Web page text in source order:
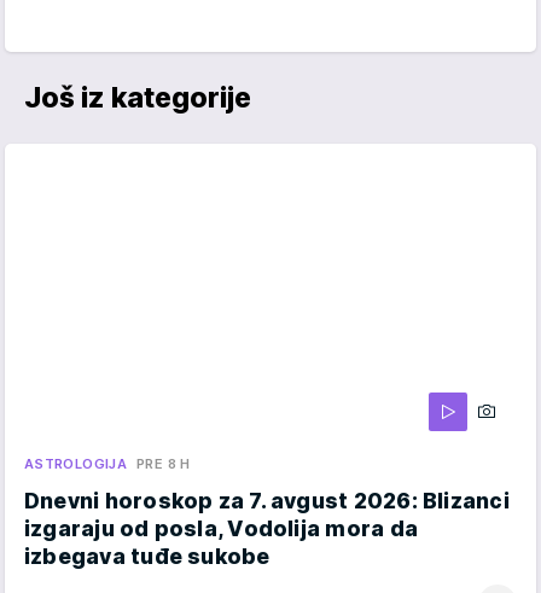
Još iz kategorije
ASTROLOGIJA PRE 8 H
Dnevni horoskop za 7. avgust 2026: Blizanci
izgaraju od posla, Vodolija mora da
izbegava tuđe sukobe